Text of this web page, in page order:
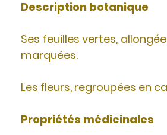
Description botanique
Ses feuilles vertes,
marquées.
Les fleurs, regroupées en
Propriétés médicinales